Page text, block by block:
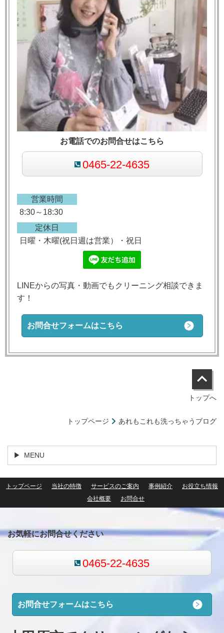
お電話でのお問合せはこちら
0465-22-4635
営業時間
8:30～18:30
定休日
日曜・木曜(祝日週は営業）・祝日
LINEからの写真・動画でもクリーニング相談できま
す！
お問合せフォームはこちら
トップへ
トップページ あれもこれも洗っちゃうブログ
MENU
トップページ 当社の特徴 サービスのご案内 事例紹介
お役立ち情報
会社概要
お問合せ
お気軽にお問合せください
0465-22-4635
お問合せフォームはこちら